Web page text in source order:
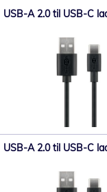
USB-A 2.0 til USB-C
USB-A 2.0 til USB-C